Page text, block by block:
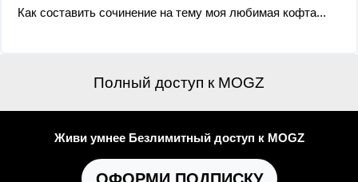
Как составить сочинение на тему моя любимая кофта...
Полный доступ к MOGZ
Живи умнее Безлимитный доступ к MOGZ